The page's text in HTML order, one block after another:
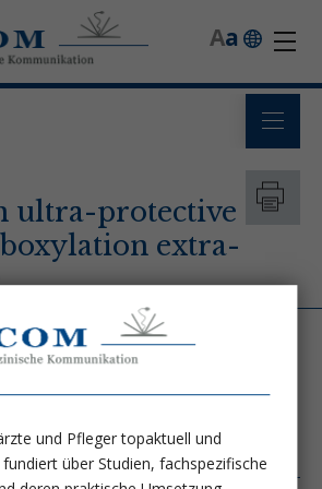
a
A
ultra-protective
extra-
Oczenski - Krankenhaus der Stadt
Hörmann - LKH St. Pölten
und Pfleger topaktuell und
über Studien, fachspezifische